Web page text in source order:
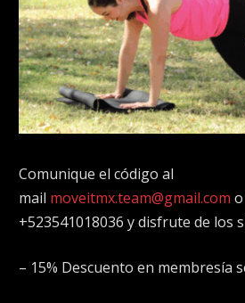
Comunique el código al
mail moveitmx.team@gmail.com
+523541018036 y disfrute de los
– 15% Descuento en membresía